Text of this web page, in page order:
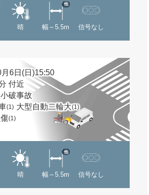
晴 幅～5.5m
他
信号なし
6日(日)15:50
付近
破事故
(1) 大型自動二輪大(1)
(1)
晴 幅～5.5m
他
信号なし